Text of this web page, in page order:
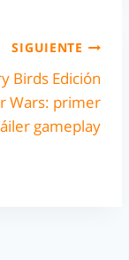
SIGUIENTE
Birds Edición
Wars: primer
gameplay